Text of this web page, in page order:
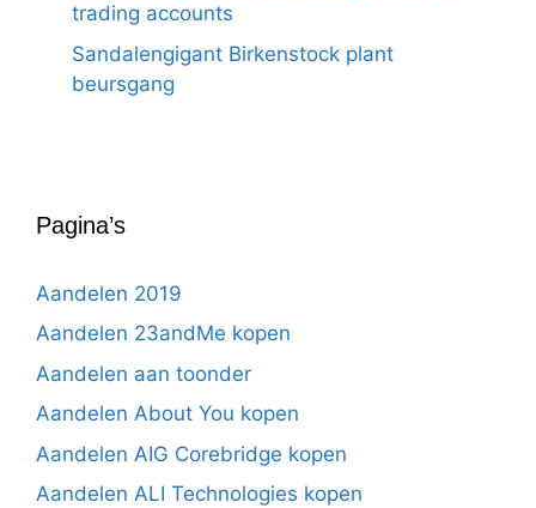
trading accounts
Sandalengigant Birkenstock plant
beursgang
Pagina’s
Aandelen 2019
Aandelen 23andMe kopen
Aandelen aan toonder
Aandelen About You kopen
Aandelen AIG Corebridge kopen
Aandelen ALI Technologies kopen